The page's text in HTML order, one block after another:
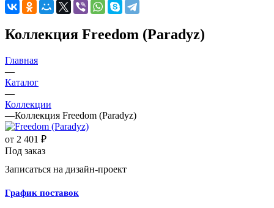
Коллекция Freedom (Paradyz)
Главная
—
Каталог
—
Коллекции
—Коллекция Freedom (Paradyz)
от 2 401 ₽
Под заказ
Записаться на дизайн-проект
График поставок